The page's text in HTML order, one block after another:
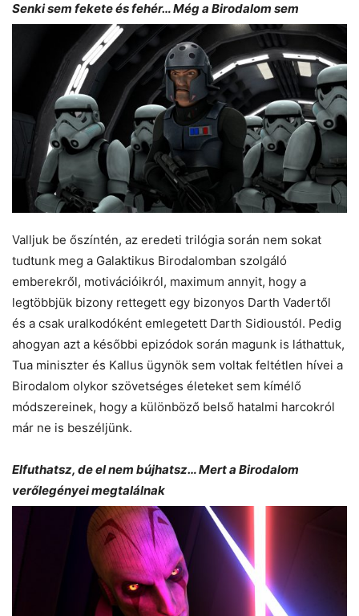
Senki sem fekete és fehér… Még a Birodalom sem
Valljuk be őszíntén, az eredeti trilógia során nem sokat
tudtunk meg a Galaktikus Birodalomban szolgáló
emberekről, motivációikról, maximum annyit, hogy a
legtöbbjük bizony rettegett egy bizonyos Darth Vadertől
és a csak uralkodóként emlegetett Darth Sidioustól. Pedig
ahogyan azt a későbbi epizódok során magunk is láthattuk,
Tua miniszter és Kallus ügynök sem voltak feltétlen hívei a
Birodalom olykor szövetséges életeket sem kímélő
módszereinek, hogy a különböző belső hatalmi harcokról
már ne is beszéljünk.
Elfuthatsz, de el nem bújhatsz… Mert a Birodalom
verőlegényei megtalálnak